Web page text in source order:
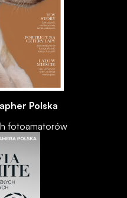
Polska
fotoamatorów